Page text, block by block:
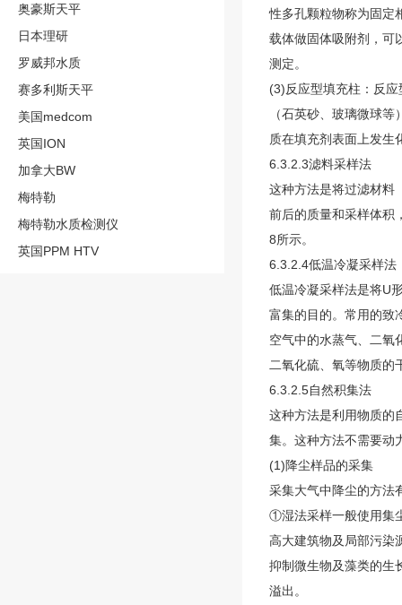
奥豪斯天平
日本理研
罗威邦水质
赛多利斯天平
美国medcom
英国ION
加拿大BW
梅特勒
梅特勒水质检测仪
英国PPM HTV
性多孔颗粒物称为固定
载体做固体吸附剂，可
测定。
(3)反应型填充柱：反
（石英砂、玻璃微球
质在填充剂表面上发生
6.3.2.3滤料采样法
这种方法是将过滤材料
前后的质量和采样体积
8所示。
6.3.2.4低温冷凝采样法
低温冷凝采样法是将U
富集的目的。常用的
空气中的水蒸气、二氧
二氧化硫、氧等物质的
6.3.2.5自然积集法
这种方法是利用物质的
集。这种方法不需要动
(1)降尘样品的采集
采集大气中降尘的方法
①湿法采样一般使用集
高大建筑物及局部污染
抑制微生物及藻类的生
溢出。